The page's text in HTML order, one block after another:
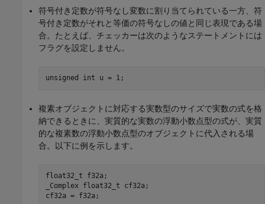
符号付き定数が符号なし変数に割り当てられている一方、符
号付き定数がそれと等価の符号なしの値と同じ表現である場
合。たとえば、チェッカーは次のようなステートメントには
フラグを設定しません。
unsigned int u = 1;
複素オブジェクトに対応する実数型のサイズで実数の式を格
納できるときに、実質的な実数の浮動小数点型の式が、実質
的な複素数の浮動小数点型のオブジェクトに代入される場
合。以下に例を示します。
float32_t f32a;
_Complex float32_t cf32a;
cf32a = f32a;